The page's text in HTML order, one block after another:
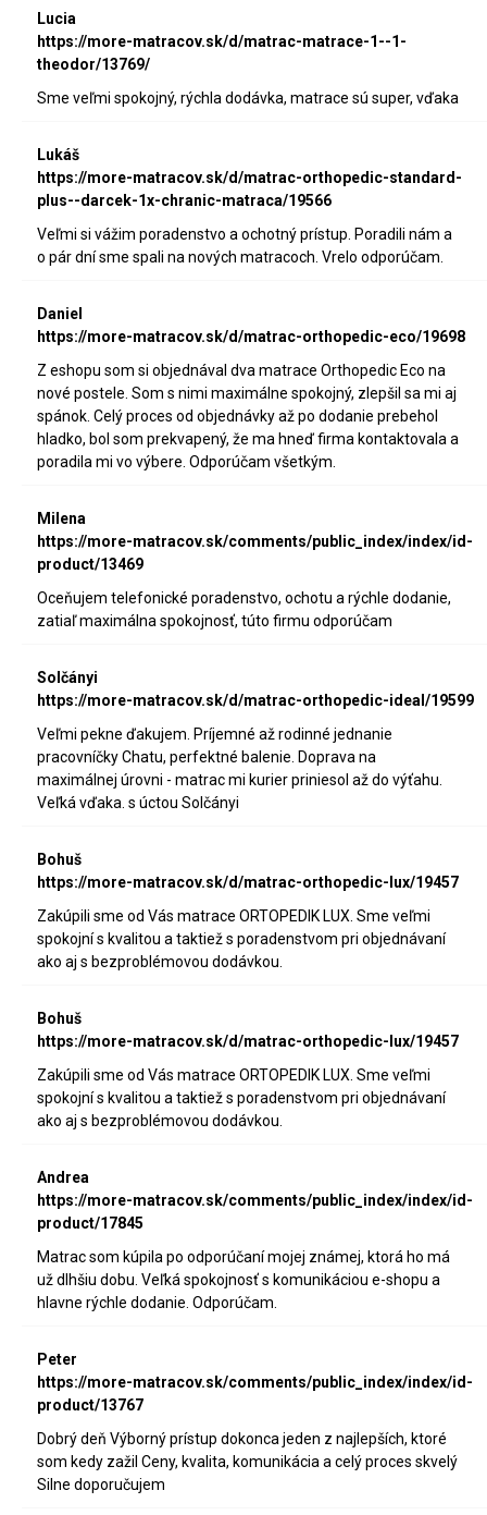
Lucia
https://more-matracov.sk/d/matrac-matrace-1--1-
theodor/13769/
Sme veľmi spokojný, rýchla dodávka, matrace sú super, vďaka
Lukáš
https://more-matracov.sk/d/matrac-orthopedic-standard-
plus--darcek-1x-chranic-matraca/19566
Veľmi si vážim poradenstvo a ochotný prístup. Poradili nám a
o pár dní sme spali na nových matracoch. Vrelo odporúčam.
Daniel
https://more-matracov.sk/d/matrac-orthopedic-eco/19698
Z eshopu som si objednával dva matrace Orthopedic Eco na
nové postele. Som s nimi maximálne spokojný, zlepšil sa mi aj
spánok. Celý proces od objednávky až po dodanie prebehol
hladko, bol som prekvapený, že ma hneď firma kontaktovala a
poradila mi vo výbere. Odporúčam všetkým.
Milena
https://more-matracov.sk/comments/public_index/index/id-
product/13469
Oceňujem telefonické poradenstvo, ochotu a rýchle dodanie,
zatiaľ maximálna spokojnosť, túto firmu odporúčam
Solčányi
https://more-matracov.sk/d/matrac-orthopedic-ideal/19599
Veľmi pekne ďakujem. Príjemné až rodinné jednanie
pracovníčky Chatu, perfektné balenie. Doprava na
maximálnej úrovni - matrac mi kurier priniesol až do výťahu.
Veľká vďaka. s úctou Solčányi
Bohuš
https://more-matracov.sk/d/matrac-orthopedic-lux/19457
Zakúpili sme od Vás matrace ORTOPEDIK LUX. Sme veľmi
spokojní s kvalitou a taktiež s poradenstvom pri objednávaní
ako aj s bezproblémovou dodávkou.
Bohuš
https://more-matracov.sk/d/matrac-orthopedic-lux/19457
Zakúpili sme od Vás matrace ORTOPEDIK LUX. Sme veľmi
spokojní s kvalitou a taktiež s poradenstvom pri objednávaní
ako aj s bezproblémovou dodávkou.
Andrea
https://more-matracov.sk/comments/public_index/index/id-
product/17845
Matrac som kúpila po odporúčaní mojej známej, ktorá ho má
už dlhšiu dobu. Veľká spokojnosť s komunikáciou e-shopu a
hlavne rýchle dodanie. Odporúčam.
Peter
https://more-matracov.sk/comments/public_index/index/id-
product/13767
Dobrý deň Výborný prístup dokonca jeden z najlepších, ktoré
som kedy zažil Ceny, kvalita, komunikácia a celý proces skvelý
Silne doporučujem